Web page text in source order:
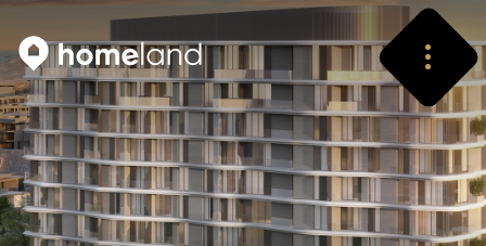
Vyhledat
Vyhledat